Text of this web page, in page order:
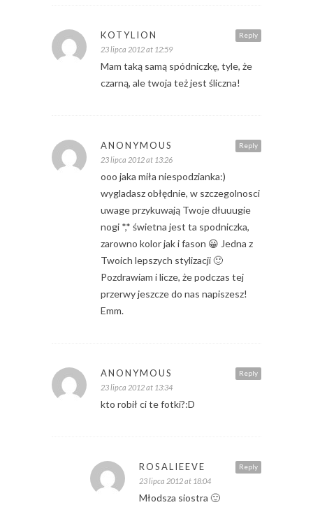
Reply
KOTYLION
23 lipca 2012 at 12:59
Mam taką samą spódniczkę, tyle, że
czarną, ale twoja też jest śliczna!
Reply
ANONYMOUS
23 lipca 2012 at 13:26
ooo jaka miła niespodzianka:)
wygladasz obłędnie, w szczegolnosci
uwage przykuwają Twoje dłuuugie
nogi *,* świetna jest ta spodniczka,
zarowno kolor jak i fason 😀 Jedna z
Twoich lepszych stylizacji 🙂
Pozdrawiam i licze, że podczas tej
przerwy jeszcze do nas napiszesz!
Emm.
Reply
ANONYMOUS
23 lipca 2012 at 13:34
kto robił ci te fotki?:D
Reply
ROSALIEEVE
23 lipca 2012 at 18:04
Młodsza siostra 🙂